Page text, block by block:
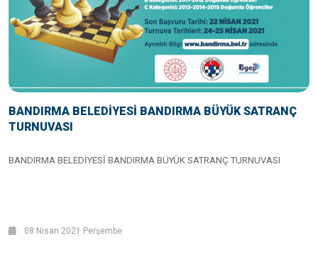
BANDIRMA BELEDİYESİ BANDIRMA BÜYÜK SATRANÇ
TURNUVASI
BANDIRMA BELEDİYESİ BANDIRMA BÜYÜK SATRANÇ TURNUVASI
08 Nisan 2021 Perşembe